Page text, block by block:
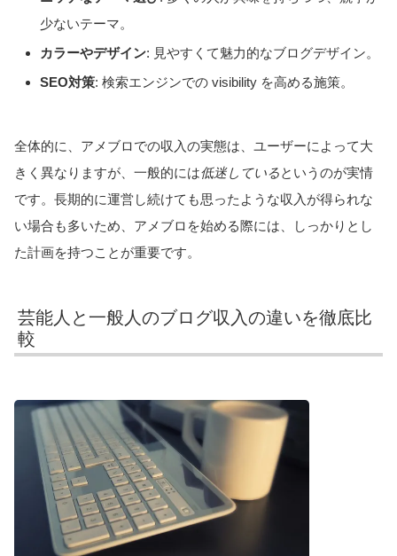
少ないテーマ。
カラーやデザイン: 見やすくて魅力的なブログデザイン。
SEO対策: 検索エンジンでの visibility を高める施策。
全体的に、アメブロでの収入の実態は、ユーザーによって大
きく異なりますが、一般的には低迷しているというのが実情
です。長期的に運営し続けても思ったような収入が得られな
い場合も多いため、アメブロを始める際には、しっかりとし
た計画を持つことが重要です。
芸能人と一般人のブログ収入の違いを徹底比
較